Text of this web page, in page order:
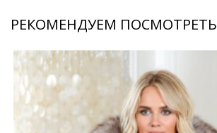
РЕКОМЕНДУЕМ ПОСМОТРЕТЬ